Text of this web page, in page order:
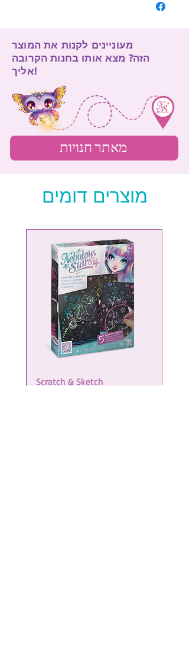
מעוניינים לקנות את המוצר
הזה? מצא אותו בחנות הקרובה
אליך!
מאתר חנויות
מוצרים דומים
Scratch & Sketch